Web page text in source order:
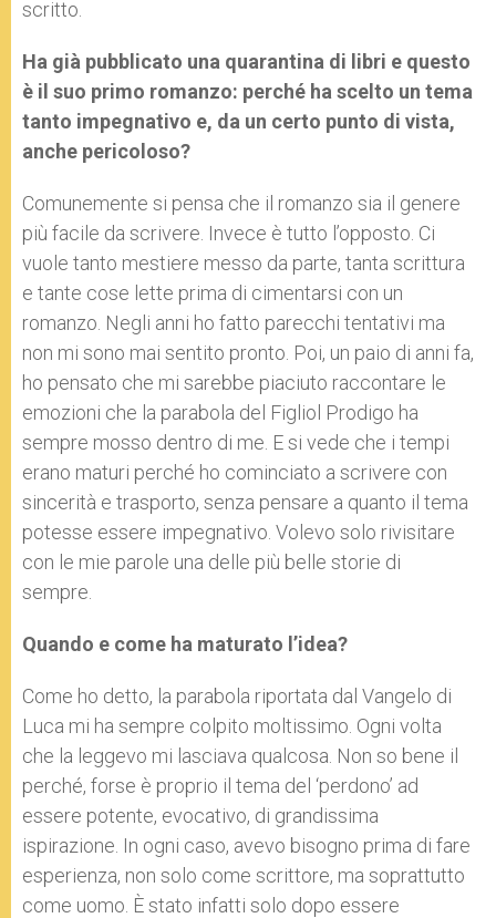
scritto.
Ha già pubblicato una quarantina di libri e questo
è il suo primo romanzo: perché ha scelto un tema
tanto impegnativo e, da un certo punto di vista,
anche pericoloso?
Comunemente si pensa che il romanzo sia il genere
più facile da scrivere. Invece è tutto l’opposto. Ci
vuole tanto mestiere messo da parte, tanta scrittura
e tante cose lette prima di cimentarsi con un
romanzo. Negli anni ho fatto parecchi tentativi ma
non mi sono mai sentito pronto. Poi, un paio di anni fa,
ho pensato che mi sarebbe piaciuto raccontare le
emozioni che la parabola del Figliol Prodigo ha
sempre mosso dentro di me. E si vede che i tempi
erano maturi perché ho cominciato a scrivere con
sincerità e trasporto, senza pensare a quanto il tema
potesse essere impegnativo. Volevo solo rivisitare
con le mie parole una delle più belle storie di
sempre.
Quando e come ha maturato l’idea?
Come ho detto, la parabola riportata dal Vangelo di
Luca mi ha sempre colpito moltissimo. Ogni volta
che la leggevo mi lasciava qualcosa. Non so bene il
perché, forse è proprio il tema del ‘perdono’ ad
essere potente, evocativo, di grandissima
ispirazione. In ogni caso, avevo bisogno prima di fare
esperienza, non solo come scrittore, ma soprattutto
come uomo. È stato infatti solo dopo essere